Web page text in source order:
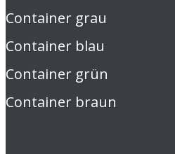
Container grau
Container blau
Container grün
Container braun